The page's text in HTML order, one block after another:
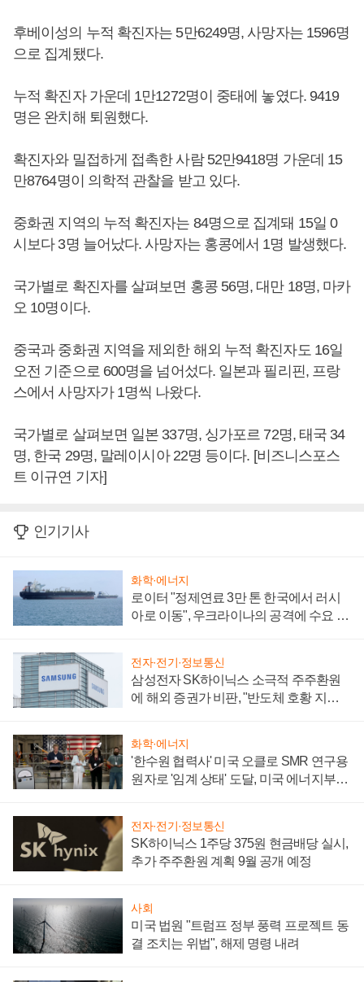
후베이성의 누적 확진자는 5만6249명, 사망자는 1596명
으로 집계됐다.
누적 확진자 가운데 1만1272명이 중태에 놓였다. 9419
명은 완치해 퇴원했다.
확진자와 밀접하게 접촉한 사람 52만9418명 가운데 15
만8764명이 의학적 관찰을 받고 있다.
중화권 지역의 누적 확진자는 84명으로 집계돼 15일 0
시보다 3명 늘어났다. 사망자는 홍콩에서 1명 발생했다.
국가별로 확진자를 살펴보면 홍콩 56명, 대만 18명, 마카
오 10명이다.
중국과 중화권 지역을 제외한 해외 누적 확진자도 16일
오전 기준으로 600명을 넘어섰다. 일본과 필리핀, 프랑
스에서 사망자가 1명씩 나왔다.
국가별로 살펴보면 일본 337명, 싱가포르 72명, 태국 34
명, 한국 29명, 말레이시아 22명 등이다. [비즈니스포스
트 이규연 기자]
인기기사
화학·에너지
로이터 "정제연료 3만 톤 한국에서 러시
아로 이동", 우크라이나의 공격에 수요 늘
전자·전기·정보통신
삼성전자 SK하이닉스 소극적 주주환원
에 해외 증권가 비판, "반도체 호황 지속
화학·에너지
'한수원 협력사' 미국 오클로 SMR 연구용
원자로 '임계 상태' 도달, 미국 에너지부
전자·전기·정보통신
SK하이닉스 1주당 375원 현금배당 실시,
추가 주주환원 계획 9월 공개 예정
사회
미국 법원 "트럼프 정부 풍력 프로젝트 동
결 조치는 위법", 해제 명령 내려